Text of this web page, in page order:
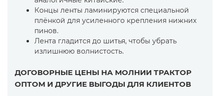
Концы ленты ламинируются специальной
плёнкой для усиленного крепления нижних
пинов.
Лента гладится до шитья, чтобы убрать
излишнюю волнистость.
ДОГОВОРНЫЕ ЦЕНЫ НА МОЛНИИ ТРАКТОР
ОПТОМ И ДРУГИЕ ВЫГОДЫ ДЛЯ КЛИЕНТОВ